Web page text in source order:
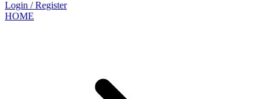
Login / Register
HOME